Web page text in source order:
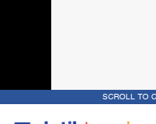
SCROLL TO